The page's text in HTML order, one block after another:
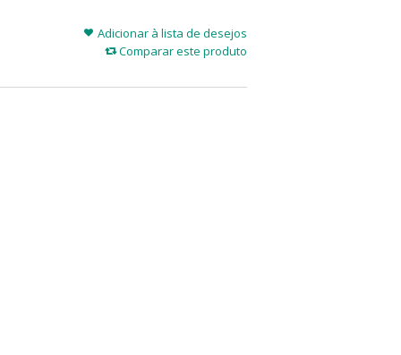
Adicionar à lista de desejos
Comparar este produto